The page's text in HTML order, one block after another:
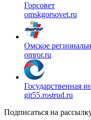
Горсовет
omskgorsovet.ru
Омское
omror.ru
Государственная
git55.rostrud.ru
Подписаться на